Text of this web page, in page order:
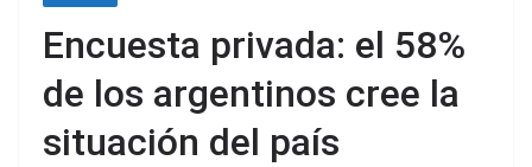
Encuesta privada: el 58%
de los argentinos cree la
situación del país